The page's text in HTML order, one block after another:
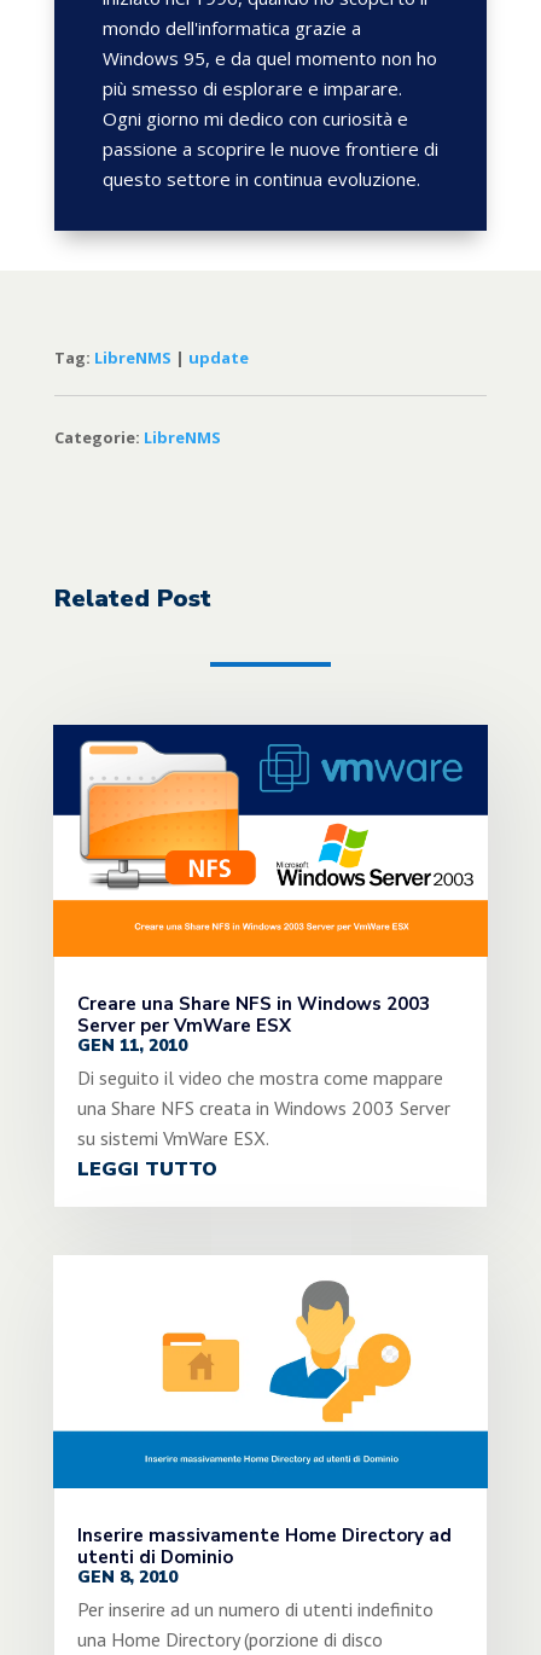
mondo dell'informatica grazie a
Windows 95, e da quel momento non ho
più smesso di esplorare e imparare.
Ogni giorno mi dedico con curiosità e
passione a scoprire le nuove frontiere di
questo settore in continua evoluzione.
Tag: LibreNMS | update
Categorie: LibreNMS
Related Post
Creare una Share NFS in Windows 2003
Server per VmWare ESX
GEN 11, 2010
Di seguito il video che mostra come mappare
una Share NFS creata in Windows 2003 Server
su sistemi VmWare ESX.
LEGGI TUTTO
Inserire massivamente Home Directory ad
utenti di Dominio
GEN 8, 2010
Per inserire ad un numero di utenti indefinito
una Home Directory (porzione di disco